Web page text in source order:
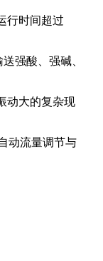
行时间超过
强酸、强碱、
动大的复杂现
动流量调节与